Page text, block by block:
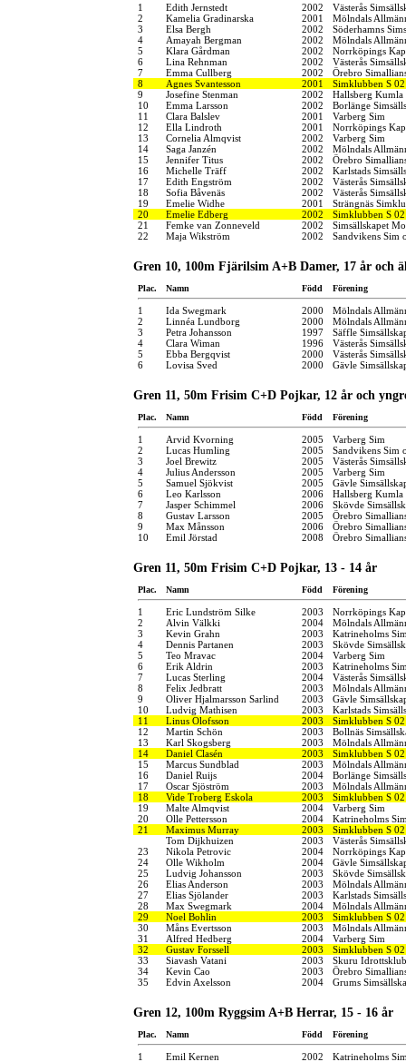
1 Edith Jernstedt 2002
Västerås
2
Kamelia Gradinarska 2001
Mölndals
3
Elsa Bergh 2002
Söderhamns
4
Amayah Bergman 2002
Mölndals
5
Klara Gårdman 2002
Norrköpings
6
Lina Rehnman 2002
Västerås
7
Emma Cullberg 2002
Örebro
8
Agnes Svantesson 2001
Simklubben S 02
9
Josefine Stenman 2002
Hallsberg
10
Emma Larsson 2002
Borlänge
11
Clara Balslev 2001
Varberg Sim
12
Ella Lindroth 2001
Norrköpings
13
Cornelia Almqvist 2002
Varberg Sim
14
Saga Janzén 2002
Mölndals
15
Jennifer Titus 2002
Örebro
16
Michelle Träff 2002
Karlstads
17
Edith Engström 2002
Västerås
18
Sofia Båvenäs 2002
Västerås
19
Emelie Widhe 2001
Strängnäs
20
Emelie Edberg 2002
Simklubben S 02
21
Femke van Zonneveld 2002
Simsällskapet
22
Maja Wikström 2002 Sandvikens Sim
Gren 10, 100m Fjärilsim A+B Damer, 17 år och
Plac. Namn Född Förening
1 Ida Swegmark 2000
Mölndals
2
Linnéa Lundborg 2000
Mölndals
3
Petra Johansson 1997
Säffle
4
Clara Wiman 1996
Västerås
5
Ebba Bergqvist 2000
Västerås
6
Lovisa Sved 2000 Gävle
Gren 11, 50m Frisim C+D Pojkar, 12 år och
Plac. Namn Född Förening
1 Arvid Kvorning 2005
Varberg Sim
2
Lucas Humling 2005
Sandvikens Sim
3
Joel Brewitz 2005
Västerås
4
Julius Andersson 2005
Varberg Sim
5
Samuel Sjökvist 2005
Gävle
6
Leo Karlsson 2006
Hallsberg
7
Jasper Schimmel 2006
Skövde
8
Gustav Larsson 2005
Örebro
9
Max Månsson 2006
Örebro
10
Emil Jörstad 2008 Örebro
Gren 11, 50m Frisim C+D Pojkar, 13 - 14 år
Plac. Namn Född Förening
1 Eric Lundström Silke 2003
Norrköpings
2
Alvin Välkki 2004
Mölndals
3
Kevin Grahn 2003
Katrineholms
4
Dennis Partanen 2003
Skövde
5
Teo Mravac 2004
Varberg Sim
6
Erik Aldrin 2003
Katrineholms
7
Lucas Sterling 2004
Västerås
8
Felix Jedbratt 2003
Mölndals
9
Oliver Hjalmarsson Sarlind 2003
Gävle
10
Ludvig Mathisen 2003
Karlstads
11
Linus Olofsson 2003
Simklubben S 02
12
Martin Schön 2003
Bollnäs
13
Karl Skogsberg 2003
Mölndals
14
Daniel Clasén 2003
Simklubben S 02
15
Marcus Sundblad 2003
Mölndals
16
Daniel Ruijs 2004
Borlänge
17
Oscar Sjöström 2003
Mölndals
18
Vide Troberg Eskola 2003
Simklubben S 02
19
Malte Almqvist 2004
Varberg Sim
20
Olle Pettersson 2004
Katrineholms
21
Maximus Murray 2003
Simklubben S 02
Tom Dijkhuizen
2003
Västerås
23
Nikola Petrovic 2004
Norrköpings
24
Olle Wikholm 2004
Gävle
25
Ludvig Johansson 2003
Skövde
26
Elias Anderson 2003
Mölndals
27
Elias Sjölander 2003
Karlstads
28
Max Swegmark 2004
Mölndals
29
Noel Bohlin 2003
Simklubben S 02
30
Måns Evertsson 2003
Mölndals
31
Alfred Hedberg 2004
Varberg Sim
32
Gustav Forssell 2003
Simklubben S 02
33
Siavash Vatani 2003
Skuru
34
Kevin Cao 2003
Örebro
35
Edvin Axelsson 2004 Grums
Gren 12, 100m Ryggsim A+B Herrar, 15 - 16 år
Plac. Namn Född Förening
1 Emil Kernen 2002
Katrineholms